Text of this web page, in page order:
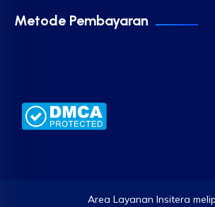
Metode Pembayaran
Area Layanan Insitera